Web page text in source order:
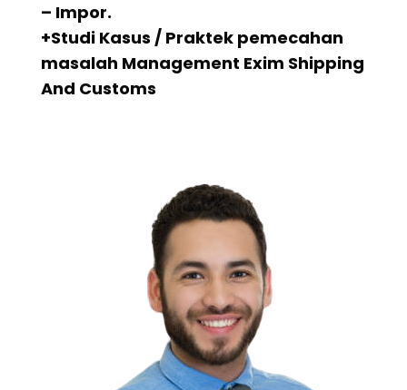
– Impor.
+Studi Kasus / Praktek pemecahan
masalah Management Exim Shipping
And Customs